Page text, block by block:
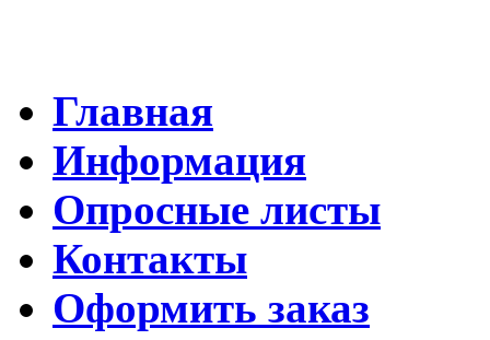
Главная
Информация
Опросные листы
Контакты
Оформить заказ